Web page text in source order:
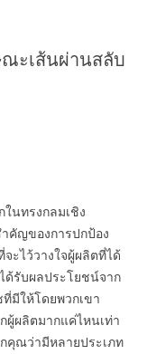
ณะเส้นผ่านสลับ
นทรงกลมเชิง
คัญของการปกป้อง
ะไว้วางใจผู้ผลิตที่ได้
รับผลประโยชน์จาก
มีให้โดยพวกเขา
ผู้ผลิตมากแค่ไหนเท่า
คุณว่ามีหลายประเภท